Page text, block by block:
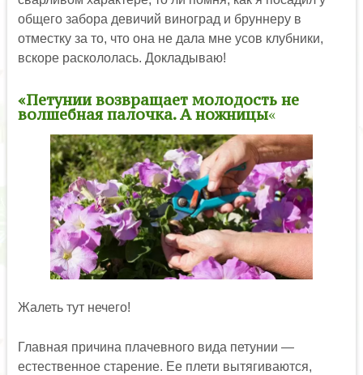
общего забора девичий виноград и бруннеру в
отместку за то, что она не дала мне усов клубники,
вскоре раскололась. Докладываю!
«Петунии возвращает молодость не
волшебная палочка. А ножницы«
Жалеть тут нечего!
Главная причина плачевного вида петунии —
естественное старение. Ее плети вытягиваются,